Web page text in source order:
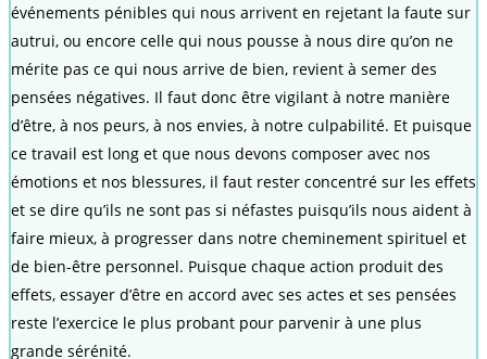
événements pénibles qui nous arrivent en rejetant la faute sur
autrui, ou encore celle qui nous pousse à nous dire qu’on ne
mérite pas ce qui nous arrive de bien, revient à semer des
pensées négatives. Il faut donc être vigilant à notre manière
d’être, à nos peurs, à nos envies, à notre culpabilité. Et puisque
ce travail est long et que nous devons composer avec nos
émotions et nos blessures, il faut rester concentré sur les effets
et se dire qu’ils ne sont pas si néfastes puisqu’ils nous aident à
faire mieux, à progresser dans notre cheminement spirituel et
de bien-être personnel. Puisque chaque action produit des
effets, essayer d’être en accord avec ses actes et ses pensées
reste l’exercice le plus probant pour parvenir à une plus
grande sérénité.